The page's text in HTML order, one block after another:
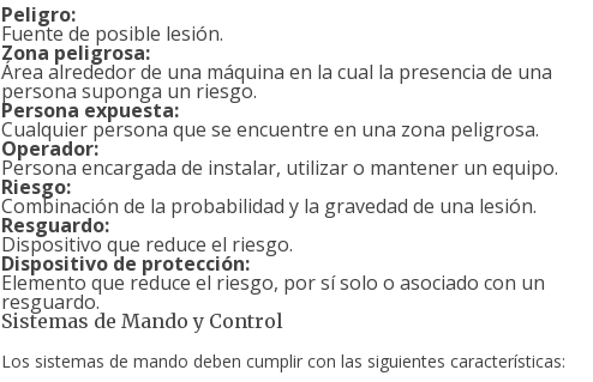
Peligro:
Fuente de posible lesión.
Zona peligrosa:
Área alrededor de una máquina en la cual la presencia de una
persona suponga un riesgo.
Persona expuesta:
Cualquier persona que se encuentre en una zona peligrosa.
Operador:
Persona encargada de instalar, utilizar o mantener un equipo.
Riesgo:
Combinación de la probabilidad y la gravedad de una lesión.
Resguardo:
Dispositivo que reduce el riesgo.
Dispositivo de protección:
Elemento que reduce el riesgo, por sí solo o asociado con un
resguardo.
Sistemas de Mando y Control
Los sistemas de mando deben cumplir con las siguientes características: